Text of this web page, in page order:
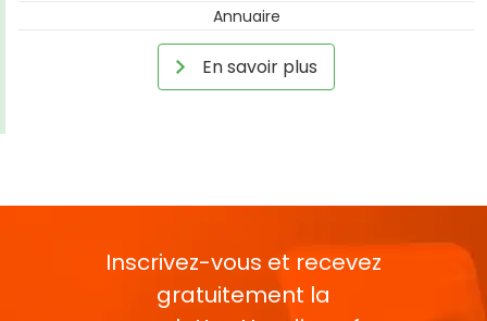
Annuaire
En savoir plus
Inscrivez-vous et recevez
gratuitement la